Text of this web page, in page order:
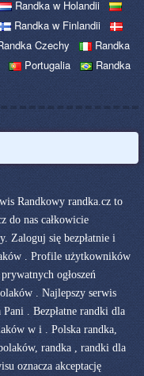
Randka w Holandii
Randka w Finlandii
Czechy
Randka
Portugalia
Randka
Randkowy randka.cz to
do nas całkowicie
Zaloguj się bezpłatnie i
. Profile użytkowników
ogłoszeń
. Najlepszy serwis
Pani . Bezpłatne randki dla
w i . Polska randka,
randka , randki dla
oznacza akceptację